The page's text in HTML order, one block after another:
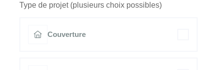
Type de projet (plusieurs choix possibles)
Couverture